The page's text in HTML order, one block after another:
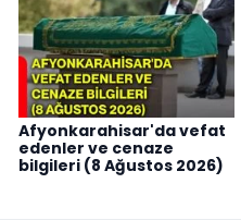
Afyonkarahisar'da vefat
edenler ve cenaze
bilgileri (8 Ağustos 2026)